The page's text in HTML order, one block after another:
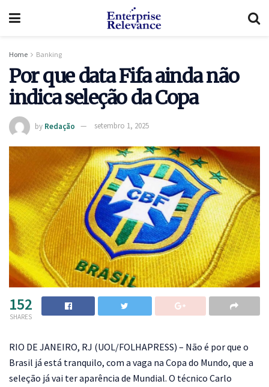
Home Banking
Por que data Fifa ainda não
indica seleção da Copa
by Redação setembro 1, 2025
152
SHARES
RIO DE JANEIRO, RJ (UOL/FOLHAPRESS) – Não é por que o
Brasil já está tranquilo, com a vaga na Copa do Mundo, que a
seleção já vai ter aparência de Mundial. O técnico Carlo